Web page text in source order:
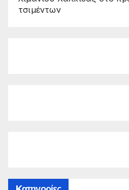
τσιμέντων